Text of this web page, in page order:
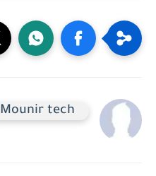
Mounir tech